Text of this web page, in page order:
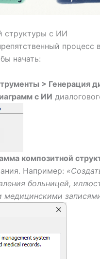
структуры с ИИ
процесс
начать:
> Генерация
с ИИ
композитной
Например:
больницей,
медицинскими